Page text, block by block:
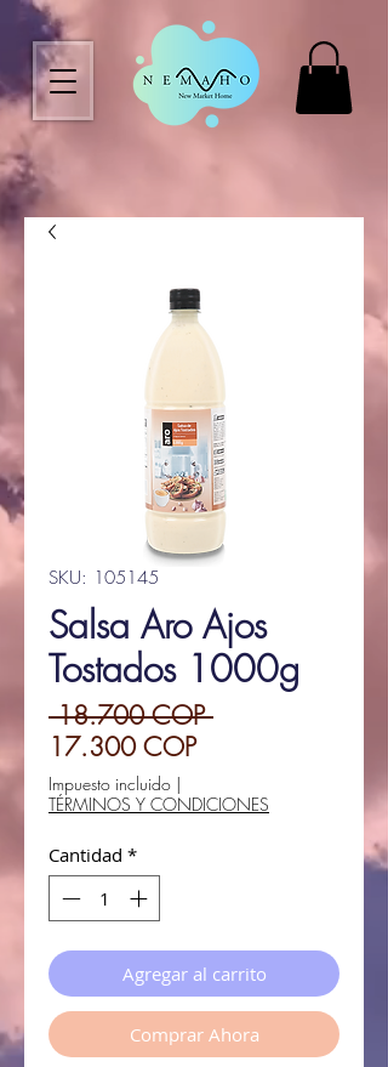
SKU: 105145
Salsa Aro Ajos
Tostados 1000g
18.700 COP Precio
17.300 COPPrecio
oferta
Impuesto incluido |
TÉRMINOS Y CONDICIONES
Cantidad *
Agregar al carrito
Comprar Ahora